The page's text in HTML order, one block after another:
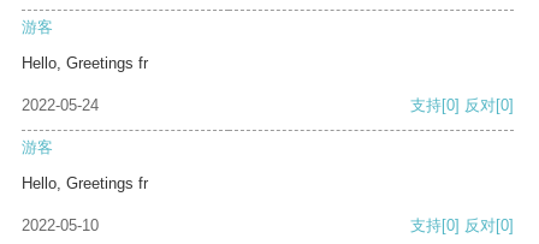
游客
Hello, Greetings fr
2022-05-24 支持[0] 反对[0]
游客
Hello, Greetings fr
2022-05-10 支持[0] 反对[0]